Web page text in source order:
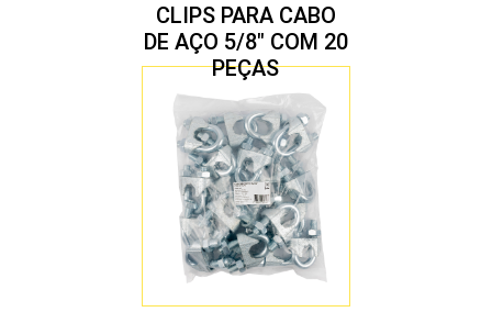
CLIPS PARA CABO
DE AÇO 5/8″ COM 20
PEÇAS